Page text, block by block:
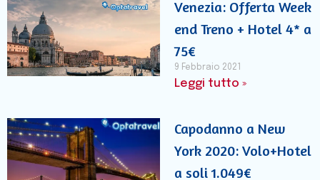
Venezia: Offerta Week
end Treno + Hotel 4* a
75€
9 Febbraio 2021
Leggi tutto »
Capodanno a New
York 2020: Volo+Hotel
a soli 1.049€